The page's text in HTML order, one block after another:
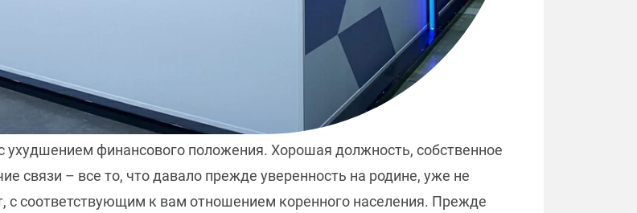
ухудшением финансового положения. Хорошая должность, собственное
связи – все то, что давало прежде уверенность на родине, уже не
с соответствующим к вам отношением коренного населения. Прежде